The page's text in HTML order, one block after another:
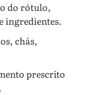
do rótulo,
ingredientes.
chás,
prescrito